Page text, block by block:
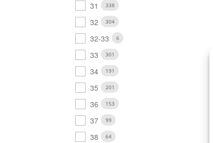
31 338
32 304
32-33 6
33 301
34 191
35 201
36 153
37 99
38 64